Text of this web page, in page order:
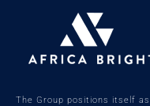
The Group positions itself